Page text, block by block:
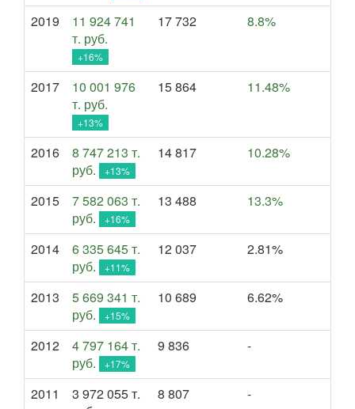
2019
11 924 741
т. руб.
+16%
17 732 8.8%
2017
10 001 976
т. руб.
+13%
15 864 11.48%
2016
8 747 213 т.
руб.
+13%
14 817 10.28%
2015
7 582 063 т.
руб.
+16%
13 488 13.3%
2014
6 335 645 т.
руб.
+11%
12 037 2.81%
2013
5 669 341 т.
руб.
+15%
10 689 6.62%
2012
4 797 164 т.
руб.
+17%
9 836 -
2011
3 972 055 т.
8 807 -